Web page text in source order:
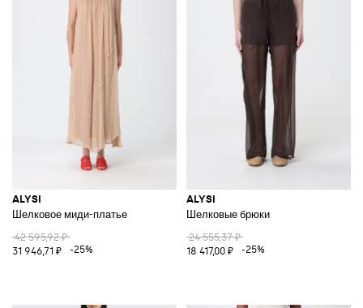
ALYSI
Шелковое миди-платье
42 595,92 ₽
31 946,71 ₽
-25%
ALYSI
Шелковые брюки
24 555,37 ₽
18 417,00 ₽
-25%